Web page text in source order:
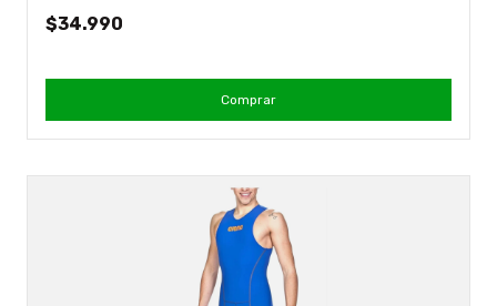
$34.990
Comprar